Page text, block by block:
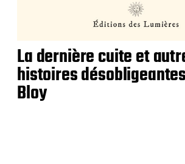
La dernière cuite et
histoires
Bloy